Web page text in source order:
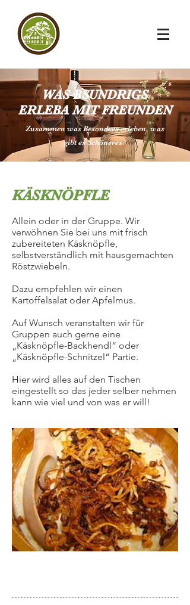
WAS BSUNDRIGS
ERLEBA MIT FREUNDEN
Zusammen was Besonders erleben, was
gibt es Schöneres?
KÄSKNÖPFLE
Allein oder in der Gruppe. Wir
verwöhnen Sie bei uns mit frisch
zubereiteten Käsknöpfle,
selbstverständlich mit hausgemachten
Röstzwiebeln.
Dazu empfehlen wir einen
Kartoffelsalat oder Apfelmus.
Auf Wunsch veranstalten wir für
Gruppen auch gerne eine
„Käsknöpfle-Backhendl“ oder
„Käsknöpfle-Schnitzel“ Partie.
Hier wird alles auf den Tischen
eingestellt so das jeder selber nehmen
kann wie viel und von was er will!